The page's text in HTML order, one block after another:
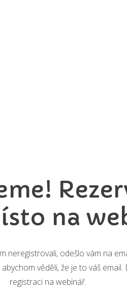
na
neregistrovali, odešlo vám na
věděli, že je to váš
registraci na webinář.